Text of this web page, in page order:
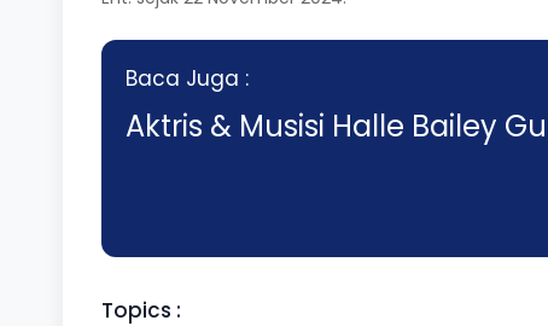
Baca Juga :
Aktris & Musisi Halle Bailey
Topics :